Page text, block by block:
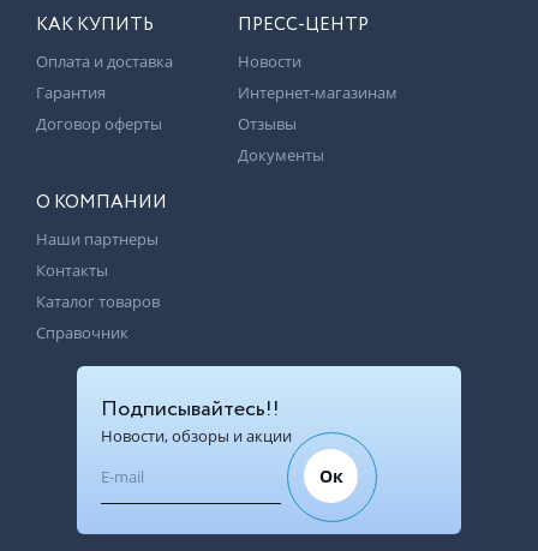
КАК КУПИТЬ
Оплата и доставка
Гарантия
Договор оферты
ПРЕСС-ЦЕНТР
Новости
Интернет-магазинам
Отзывы
Документы
О КОМПАНИИ
Наши партнеры
Контакты
Каталог товаров
Справочник
Подписывайтесь!!
Новости, обзоры и акции
Ок